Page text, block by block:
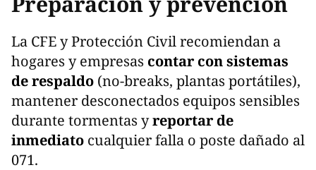
La CFE y Protección Civil recomiendan a
hogares y empresas contar con sistemas
de respaldo (no-breaks, plantas portátiles),
mantener desconectados equipos sensibles
durante tormentas yreportar de
inmediato cualquier falla o poste dañado al
071.